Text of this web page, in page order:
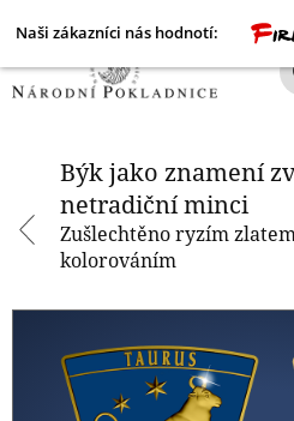
Naši zákazníci nás hodnotí:
Býk jako znamení
netradiční minci
Zušlechtěno ryzím
kolorováním
Býk jako